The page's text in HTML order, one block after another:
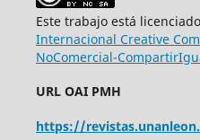
Este trabajo está
Internacional Creative
NoComercial-
URL OAI PMH
https://